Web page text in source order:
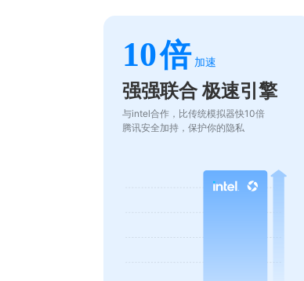
10倍 加速
强强联合 极速引擎
与intel合作，比传统模拟器快10倍
腾讯安全加持，保护你的隐私